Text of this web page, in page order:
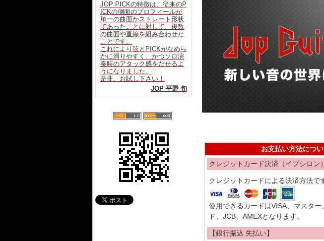
JOP PICKの特徴は、従来のP
ICKの側面のプロフィールが
単一の曲面かストレート形状
であったことに対して、複数
の曲面や直線を組み合わせた
ことです。
これにより弦とPICKがなめら
かに滑りやすく、かつソロ演
奏時のアタック感をだせるよ
うになりました。
是非、お試し下さい！
JOP 平野 旬
お支払い方法につ
クレジットカード決済（イプシロン）
クレジットカードによる決済方法で
使用できるカードはVISA、マスター
ド、JCB、AMEXとなります。
【銀行振込 先払い】